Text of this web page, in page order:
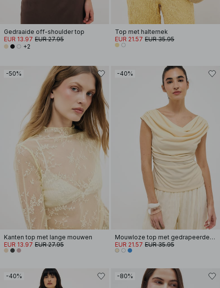
Gedraaide off-shoulder top
EUR 13.97 EUR 27.95
+2
Top met halternek
EUR 21.57 EUR 35.95
-50%
Kanten top met lange mouwen
EUR 13.97 EUR 27.95
-40%
Mouwloze top met gedrapeerde voorkant
EUR 21.57 EUR 35.95
-40% -80%